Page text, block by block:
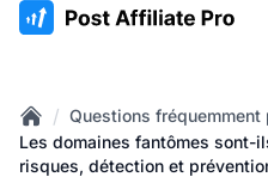
:site.title
Home
/ Questions fréquemment
Les domaines fantômes sont-
risques, détection et